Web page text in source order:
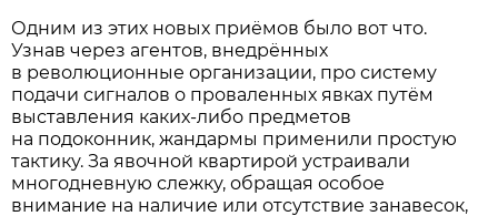
Одним из этих новых приёмов было вот что.
Узнав через агентов, внедрённых
в революционные организации, про систему
подачи сигналов о проваленных явках путём
выставления каких-либо предметов
на подоконник, жандармы применили простую
тактику. За явочной квартирой устраивали
многодневную слежку, обращая особое
внимание на наличие или отсутствие занавесок,